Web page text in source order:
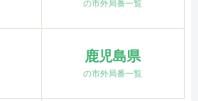
の市外局番一覧
鹿児島県
の市外局番一覧